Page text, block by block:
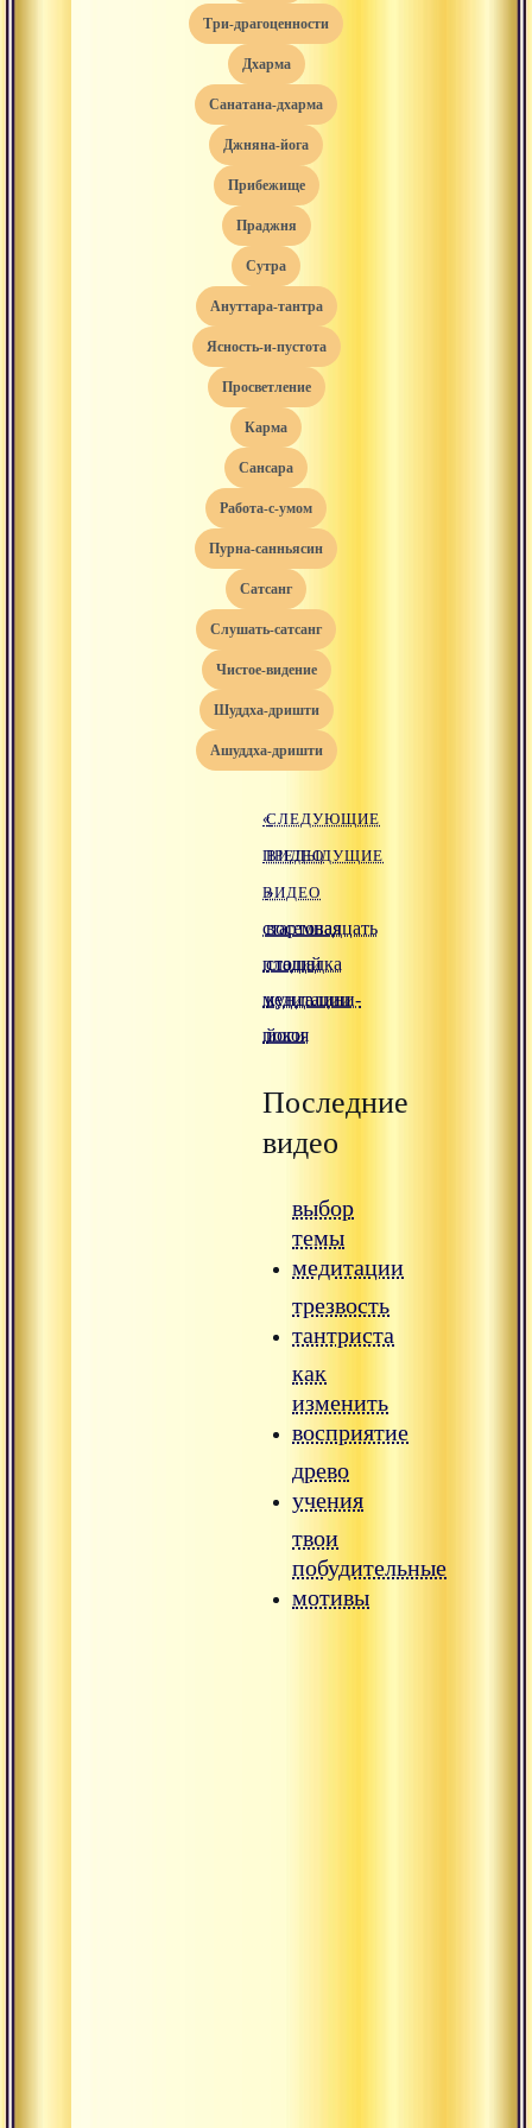
три-драгоценности
дхарма
санатана-дхарма
джняна-йога
прибежище
праджня
сутра
ануттара-тантра
ясность-и-пустота
просветление
карма
сансара
работа-с-умом
пурна-санньясин
сатсанг
слушать-сатсанг
чистое-видение
шуддха-дришти
ашуддха-дришти
«
ПРЕДЫДУЩИЕ
ВИДЕО
стартовая
площадка
медитации
покоя
СЛЕДУЮЩИЕ
ВИДЕО
»
восемнадцать
стадий
кундалини-
йоги
Последние
видео
выбор
темы
медитации
трезвость
тантриста
как
изменить
восприятие
древо
учения
твои
побудительные
мотивы